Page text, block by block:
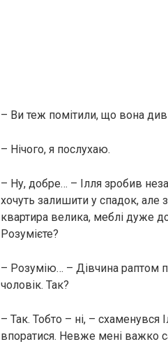
– Ви теж помітили, що вона
– Нічого, я послухаю.
– Ну, добре… – Ілля зробив
хочуть залишити у спадок,
квартира велика, меблі дуже
Розумієте?
– Розумію… – Дівчина раптом
чоловік. Так?
– Так. Тобто – ні, – схаменувся
впоратися. Невже мені важко